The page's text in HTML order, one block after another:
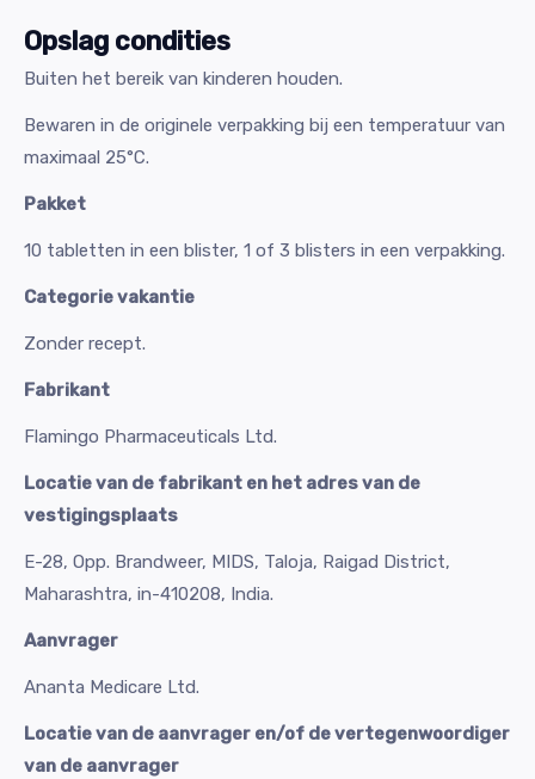
Opslag condities
Buiten het bereik van kinderen houden.
Bewaren in de originele verpakking bij een temperatuur van
maximaal 25°C.
Pakket
10 tabletten in een blister, 1 of 3 blisters in een verpakking.
Categorie vakantie
Zonder recept.
Fabrikant
Flamingo Pharmaceuticals Ltd.
Locatie van de fabrikant en het adres van de
vestigingsplaats
E-28, Opp. Brandweer, MIDS, Taloja, Raigad District,
Maharashtra, in-410208, India.
Aanvrager
Ananta Medicare Ltd.
Locatie van de aanvrager en/of de vertegenwoordiger
van de aanvrager